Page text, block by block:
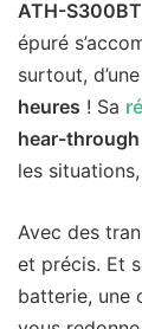
ATH-S300BT
épuré
surtout,
heures ! Sa
hear-through
les
Avec des
et précis. Et
batterie, une